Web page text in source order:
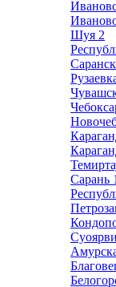
Шуя 2
Саранск
Сарань 1
Суоярви